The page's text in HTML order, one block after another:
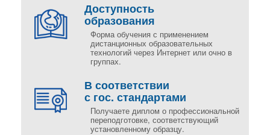
Доступность
образования
Форма обучения с применением
дистанционных образовательных
технологий через Интернет или очно в
группах.
В соответствии
с гос. стандартами
Получаете диплом о профессиональной
переподготовке, соответствующий
установленному образцу.